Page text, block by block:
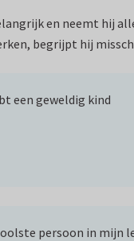
en neemt hij
begrijpt hij
een geweldig kind
persoon in mijn